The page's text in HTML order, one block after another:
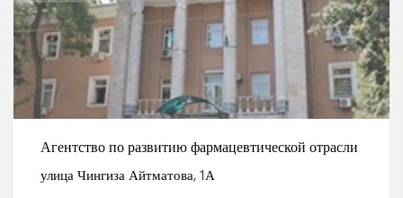
Смотреть детали
Агентство по развитию фармацевтической отрасли
улица Чингиза Айтматова, 1А